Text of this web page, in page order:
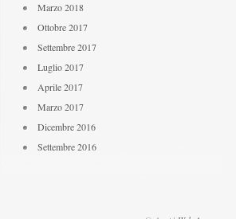
Marzo 2018
Ottobre 2017
Settembre 2017
Luglio 2017
Aprile 2017
Marzo 2017
Dicembre 2016
Settembre 2016